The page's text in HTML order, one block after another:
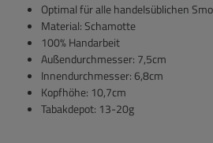
Optimal für alle handelsüblichen
Material: Schamotte
100% Handarbeit
Außendurchmesser: 7,5cm
Innendurchmesser: 6,8cm
Kopfhöhe: 10,7cm
Tabakdepot: 13-20g